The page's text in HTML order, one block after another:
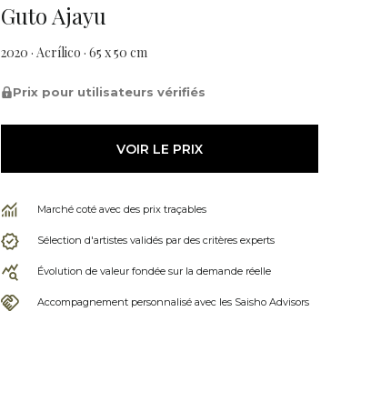
Guto Ajayu
2020 · Acrílico · 65 x 50 cm
Prix pour utilisateurs vérifiés
VOIR LE PRIX
Marché coté avec des prix traçables
Sélection d'artistes validés par des critères experts
Évolution de valeur fondée sur la demande réelle
Accompagnement personnalisé avec les Saisho Advisors